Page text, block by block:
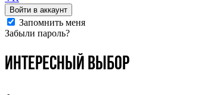
Войти в аккаунт
Запомнить меня
Забыли пароль?
Интересный выбор